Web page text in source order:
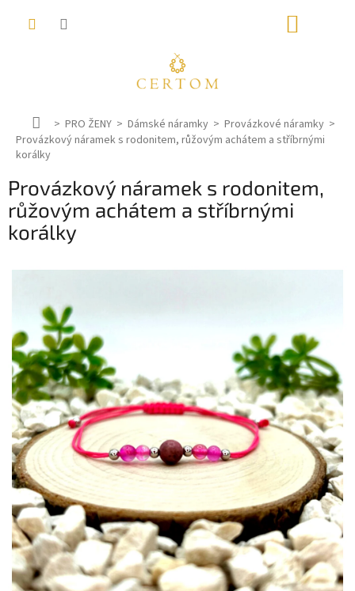
D
o
PRO ŽENY Dámské náramky
Provázkové náramky
Provázkový náramek s rodonitem, růžovým achátem a stříbrnými
korálky
Provázkový náramek s rodonitem,
růžovým achátem a stříbrnými
korálky